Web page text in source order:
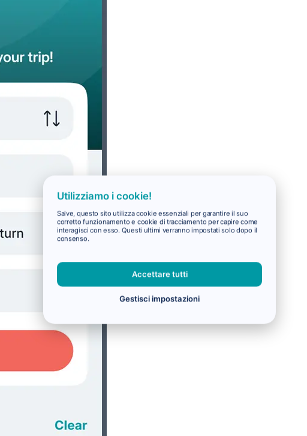
Utilizziamo i cookie!
Salve, questo sito utilizza cookie essenziali per garantire il suo
corretto funzionamento e cookie di tracciamento per capire come
interagisci con esso. Questi ultimi verranno impostati solo dopo il
consenso.
Accettare tutti
Gestisci impostazioni